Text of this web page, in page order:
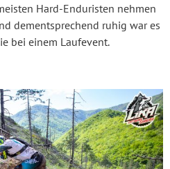
Hard-Enduristen nehmen
dementsprechend ruhig war es
bei einem Laufevent.